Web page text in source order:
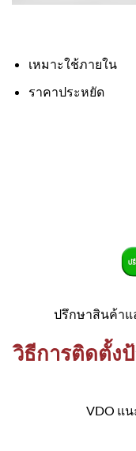
เหมาะใช้ภายใน
ราคาประหยัด
ปรึกษาสินค้าแ
วิธีการติดตั้ง
VDO แ